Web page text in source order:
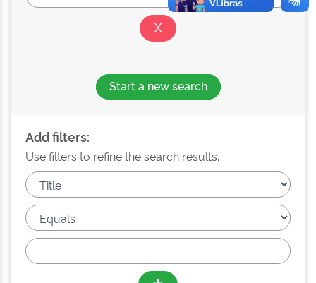
Start a new search
Add filters:
Use filters to refine the search results.